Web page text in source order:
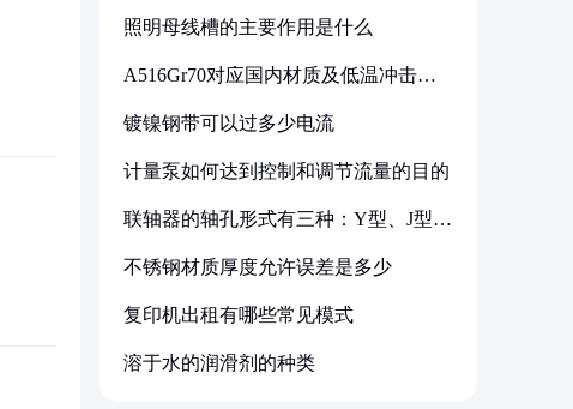
照明母线槽的主要作用是什么
A516Gr70对应国内材质及低温冲击要
镀镍钢带可以过多少电流
计量泵如何达到控制和调节流量的目的
联轴器的轴孔形式有三种：Y型、J型、
不锈钢材质厚度允许误差是多少
复印机出租有哪些常见模式
溶于水的润滑剂的种类